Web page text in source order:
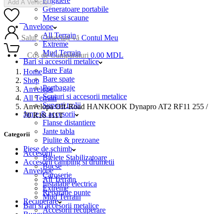
Generatoare portabile
Mese si scaune
Anvelope
All Terrain
Extreme
Mud Terrain
Bari si accesorii metalice
Bare Fata
Bare spate
Portbagaje
Scuturi si accesorii metalice
Suporti trolii
Jante & accesorii
Flanse distantiere
Jante tabla
Piulite & prezoane
Piese de schimb
Bielete Stabilizatoare
Bucse
Caroserie
Instalatie electrica
Reparatie punte
Recuperare
Accesorii recuperare
Add A Vehicle
Salut, Conectați-vă Contul Meu
Coș de Cumpărături 0.00 MDL
Home
Shop
Anvelope
All Terrain
Anvelopa Off-Road HANKOOK Dynapro AT2 RF11 255 /
70 R16 111T
Categorii
Accesorii
Accesorii camping si drumetii
Anvelope
All Terrain
Extreme
Mud Terrain
Bari si accesorii metalice